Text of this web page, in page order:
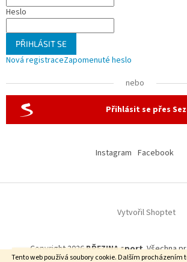
Tento web používá soubory cookie. Dalším procházením
Doprava zdarma od 7500 Kč
Heslo
PŘIHLÁSIT SE
Nová registraceZapomenuté heslo
nebo
Přihlásit se přes
Instagram Facebook
Vytvořil Shoptet
Copyright 2026BŘEZINA sport. Všechna